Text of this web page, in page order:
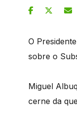
O
sobre o
Miguel
cerne da